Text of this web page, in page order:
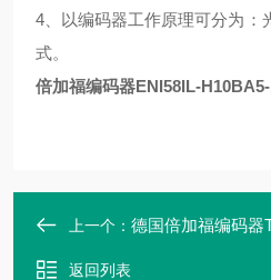
4、以编码器工作原理可分为：
式。
倍加福编码器ENI58IL-
上一个： 德国倍加福编码器
返回列表